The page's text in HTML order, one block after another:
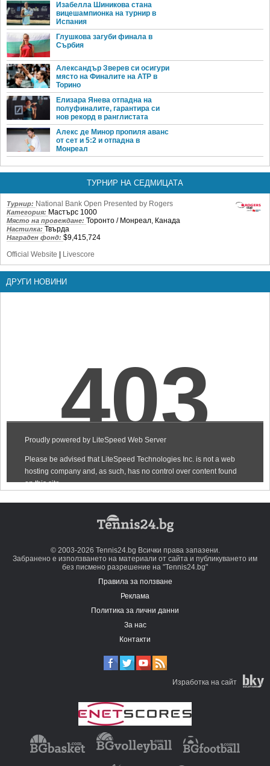
Изабелла Шиникова стана
вицешампионка на турнир в
Испания
Глушкова загуби финала в
Сърбия
Александър Зверев си осигури
място на Финалите на ATP в
Торино
Елизара Янева отпадна на
полуфиналите, гарантира си
нов рекорд в ранглистата
Алекс де Минор пропиля аванс
от сет и 5:2 и отпадна в
Монреал
ТУРНИР НА СЕДМИЦАТА
Турнир: National Bank Open Presented by Rogers
Категория: Мастърс 1000
Място на провеждане: Торонто / Монреал, Канада
Настилка: Твърда
Награден фонд: $9,415,724
Official Website | Livescore
ДРУГИ НОВИНИ
© 2003-2026 Tennis24.bg Всички права запазени.
Забранено е използването на материали от сайта и публикуването им
без писмено разрешение на "Tennis24.bg"
Правила за ползване
Реклама
Политика за лични данни
За нас
Контакти
Изработка на сайт